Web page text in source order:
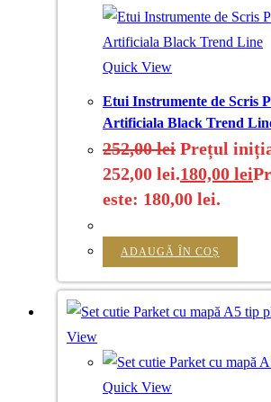
Quick View
Etui Instrumente de Scris
Artificiala Black Trend
252,00lei Prețul
252,00 lei.180,00 lei
este: 180,00 lei.
ADAUGĂ ÎN COȘ
View
Quick View